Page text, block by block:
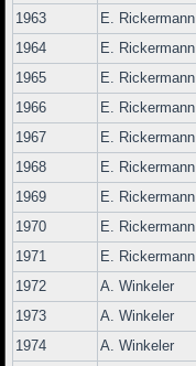
1963
E. Rickermann
1964
E. Rickermann
1965
E. Rickermann
1966
E. Rickermann
1967
E. Rickermann
1968
E. Rickermann
1969
E. Rickermann
1970
E. Rickermann
1971
E. Rickermann
1972
A. Winkeler
1973
A. Winkeler
1974
A. Winkeler